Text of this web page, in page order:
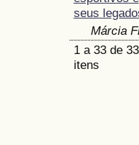
seus
Márcia
1 a 33 de 33
itens